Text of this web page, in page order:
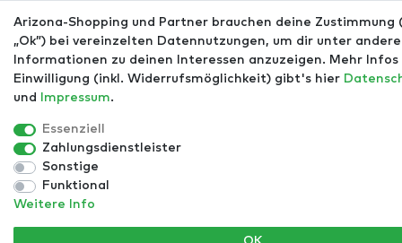
Arizona-Shopping und Partner brauchen deine Zustimmung
„Ok”) bei vereinzelten Datennutzungen, um dir unter
Informationen zu deinen Interessen anzuzeigen. Mehr Infos
Einwilligung (inkl. Widerrufsmöglichkeit) gibt's hier
und
Impressum.
Essenziell
Zahlungsdienstleister
Sonstige
Funktional
Weitere Info